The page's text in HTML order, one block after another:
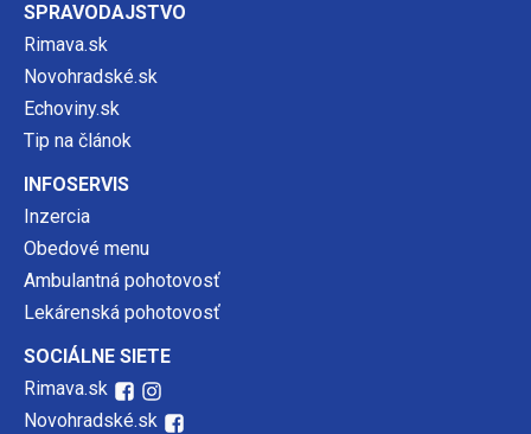
SPRAVODAJSTVO
Rimava.sk
Novohradské.sk
Echoviny.sk
Tip na článok
INFOSERVIS
Inzercia
Obedové menu
Ambulantná pohotovosť
Lekárenská pohotovosť
SOCIÁLNE SIETE
Rimava.sk
Novohradské.sk